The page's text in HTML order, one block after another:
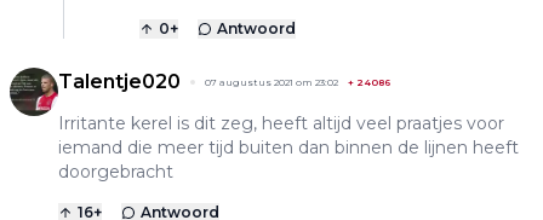
0+ Antwoord
Talentje020 07 augustus 2021 om 23:02 + 24086
Irritante kerel is dit zeg, heeft altijd veel praatjes voor
iemand die meer tijd buiten dan binnen de lijnen heeft
doorgebracht
16+ Antwoord